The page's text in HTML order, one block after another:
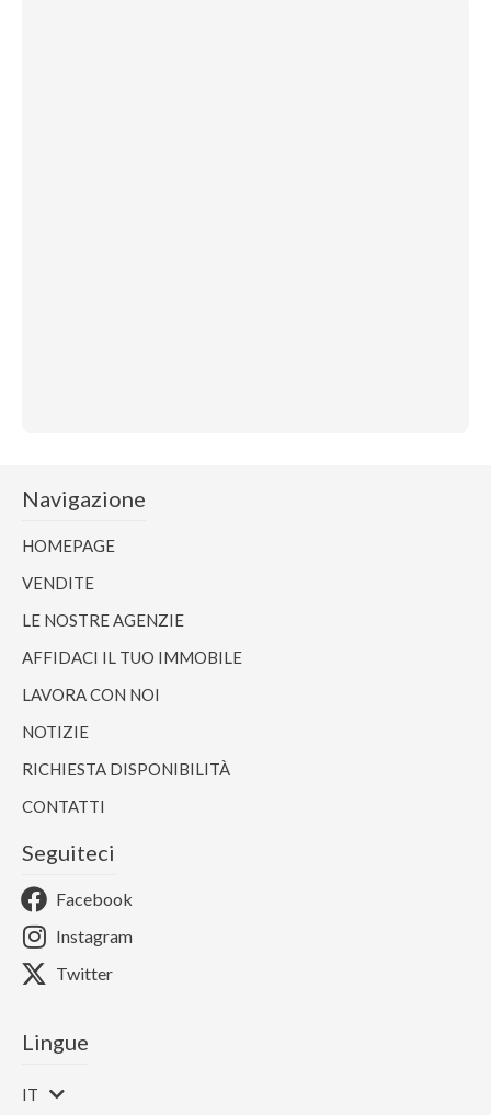
Navigazione
HOMEPAGE
VENDITE
LE NOSTRE AGENZIE
AFFIDACI IL TUO IMMOBILE
LAVORA CON NOI
NOTIZIE
RICHIESTA DISPONIBILITÀ
CONTATTI
Seguiteci
Facebook
Instagram
Twitter
Lingue
IT